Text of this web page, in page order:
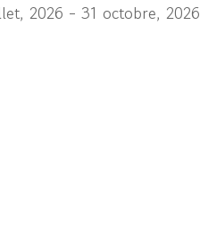
2026 - 31 octobre, 2026